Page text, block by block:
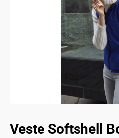
Veste Softshell